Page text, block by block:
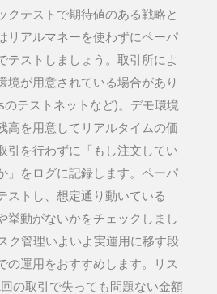
クテストで期待値のある戦略と
リアルマネーを使わずにペーパ
テストしましょう。取引所によ
境が用意されている場合があり
のテストネットなど)。デモ環境
高を用意してリアルタイムの価
引を行わずに「もし注文してい
」をログに記録します。ペーパ
ストし、想定通り動いている
挙動がないかをチェックしまし
ク管理いよいよ実運用に移す段
の運用をおすすめします。リス
の取引で失っても問題ない金額